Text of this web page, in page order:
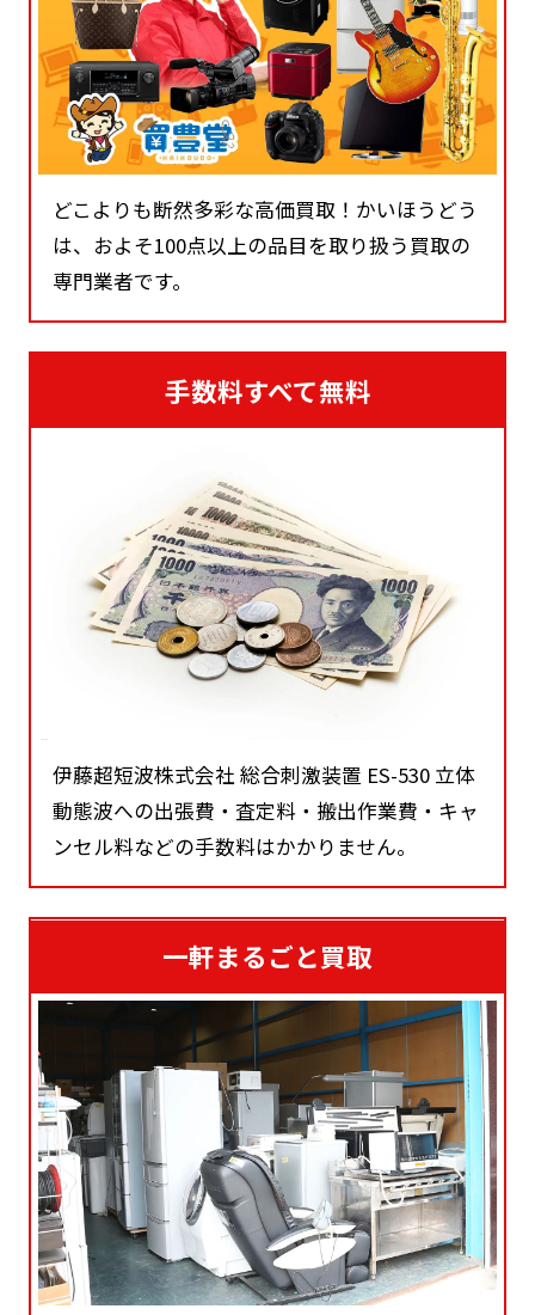
どこよりも断然多彩な高価買取！かいほうどう
は、およそ100点以上の品目を取り扱う買取の
専門業者です。
手数料すべて無料
伊藤超短波株式会社 総合刺激装置 ES-530 立体
動態波への出張費・査定料・搬出作業費・キャ
ンセル料などの手数料はかかりません。
一軒まるごと買取